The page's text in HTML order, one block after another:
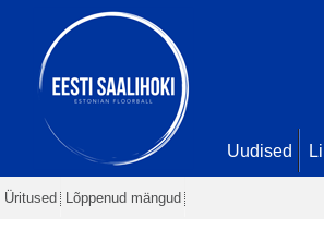
Uudised
Üritused Lõppenud mängud
Kirsimägi. Seis
11:49 -värav
23:20 -värav
23:32 - värav .
1 - 4